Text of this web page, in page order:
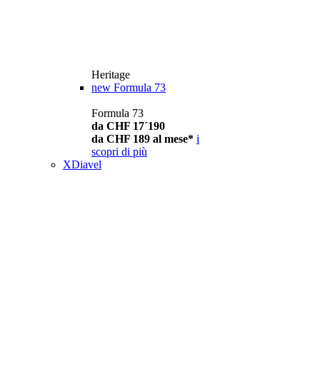
Heritage
new Formula 73
Formula 73
da CHF 17´190
da CHF 189 al mese* i
scopri di più
XDiavel